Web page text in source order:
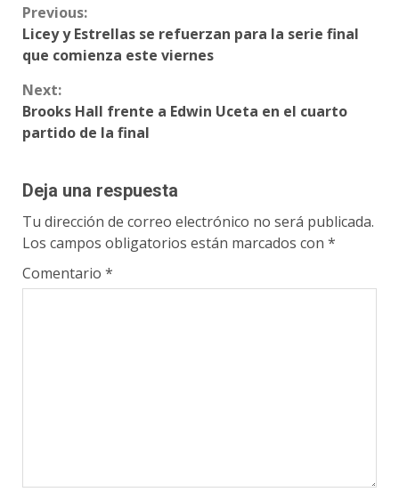
Continue
Reading
Previous:
Licey y Estrellas se refuerzan para la serie final
que comienza este viernes
Next:
Brooks Hall frente a Edwin Uceta en el cuarto
partido de la final
Deja una respuesta
Tu dirección de correo electrónico no será publicada.
Los campos obligatorios están marcados con *
Comentario *